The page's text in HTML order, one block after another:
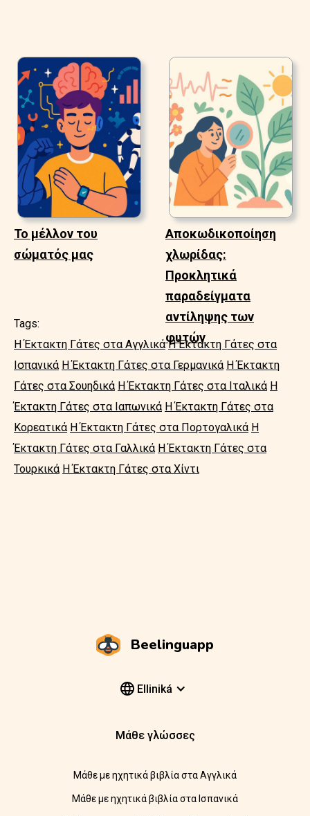
Το μέλλον του
σώματός μας
Αποκωδικοποίηση
χλωρίδας:
Προκλητικά
παραδείγματα
αντίληψης των
φυτών
Tags:
Η Έκτακτη Γάτες στα Αγγλικά Η Έκτακτη Γάτες στα
Ισπανικά Η Έκτακτη Γάτες στα Γερμανικά Η Έκτακτη
Γάτες στα Σουηδικά Η Έκτακτη Γάτες στα Ιταλικά Η
Έκτακτη Γάτες στα Ιαπωνικά Η Έκτακτη Γάτες στα
Κορεατικά Η Έκτακτη Γάτες στα Πορτογαλικά Η
Έκτακτη Γάτες στα Γαλλικά Η Έκτακτη Γάτες στα
Τουρκικά Η Έκτακτη Γάτες στα Χίντι
Beelinguapp
Elliniká
Μάθε γλώσσες
Μάθε με ηχητικά βιβλία στα Αγγλικά
Μάθε με ηχητικά βιβλία στα Ισπανικά